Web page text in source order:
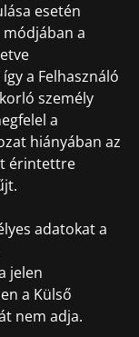
esetén
módjában a
a Felhasználó
személy
a
hiányában az
érintettre
adatokat a
jelen
a Külső
nem adja.